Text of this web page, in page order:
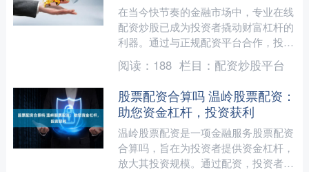
在当今快节奏的金融市场中，专业在线
配资炒股已成为投资者撬动财富杠杆的
利器。通过与正规配资平台合作，投资
者可以获得额外的资金，放大投资收
益。 * 财务状况：公司的....
阅读： 188 栏目： 配资炒股平台
股票配资合算吗 温岭股票配资：
助您资金杠杆，投资获利
温岭股票配资是一项金融服务股票配资
合算吗，旨在为投资者提供资金杠杆，
放大其投资规模。通过配资，投资者可